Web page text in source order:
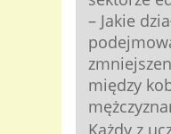
– Jakie
między
Każdy z